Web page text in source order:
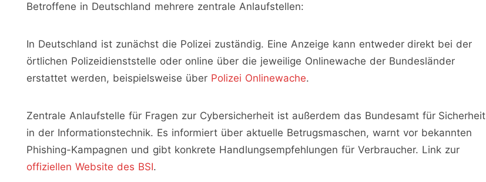
Betroffene in Deutschland mehrere zentrale Anlaufstellen:
In Deutschland ist zunächst die Polizei zuständig. Eine Anzeige kann entweder direkt bei der
örtlichen Polizeidienststelle oder online über die jeweilige Onlinewache der Bundesländer
erstattet werden, beispielsweise über Polizei Onlinewache.
Zentrale Anlaufstelle für Fragen zur Cybersicherheit ist außerdem das Bundesamt für Sicherheit
in der Informationstechnik. Es informiert über aktuelle Betrugsmaschen, warnt vor bekannten
Phishing-Kampagnen und gibt konkrete Handlungsempfehlungen für Verbraucher. Link zur
offiziellen Website des BSI.